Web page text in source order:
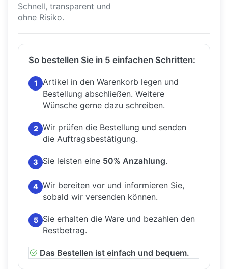
Schnell, transparent und
ohne Risiko.
So bestellen Sie in 5 einfachen Schritten:
1
Artikel in den Warenkorb legen und
Bestellung abschließen. Weitere
Wünsche gerne dazu schreiben.
2 Wir prüfen die Bestellung und senden
die Auftragsbestätigung.
3 Sie leisten eine 50% Anzahlung.
4 Wir bereiten vor und informieren Sie,
sobald wir versenden können.
5
Sie erhalten die Ware und bezahlen den
Restbetrag.
Das Bestellen ist einfach und bequem.